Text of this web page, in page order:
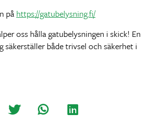
på https://gatubelysning.fi/
oss hålla gatubelysningen i skick! En
säkerställer både trivsel och säkerhet i